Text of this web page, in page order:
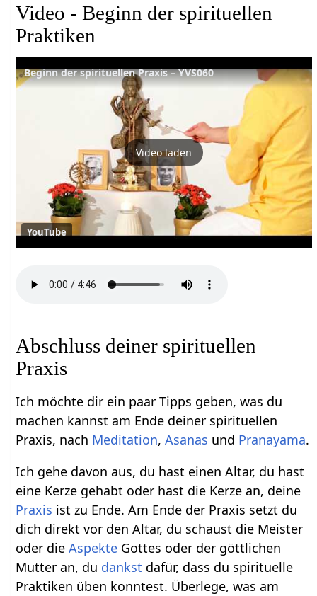
Video - Beginn der spirituellen
Praktiken
Beginn der spirituellen Praxis – YVS060
Video laden
YouTube
Abschluss deiner spirituellen
Praxis
Ich möchte dir ein paar Tipps geben, was du
machen kannst am Ende deiner spirituellen
Praxis, nach Meditation,Asanas und Pranayama.
Ich gehe davon aus, du hast einen Altar, du hast
eine Kerze gehabt oder hast die Kerze an, deine
Praxis ist zu Ende. Am Ende der Praxis setzt du
dich direkt vor den Altar, du schaust die Meister
oder dieAspekte Gottes oder der göttlichen
Mutter an, du dankst dafür, dass du spirituelle
Praktiken üben konntest. Überlege, was am